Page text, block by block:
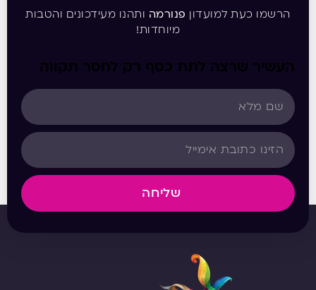
הרשמו כעת למועדון פנורמה ותהנו מעידכונים והטבות
מיוחדות!
העשיר שרצה לתת כסף רק לחסר תקווה
שליחה